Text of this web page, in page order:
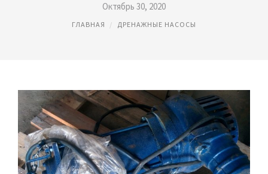
Октябрь 30, 2020
ГЛАВНАЯ ДРЕНАЖНЫЕ НАСОСЫ